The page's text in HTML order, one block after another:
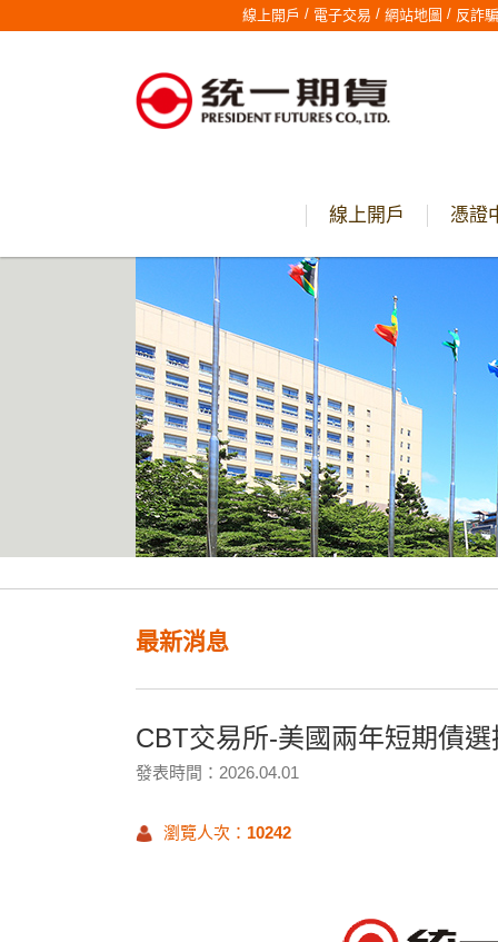
線上開戶 / 電子交易 / 網站地圖 / 反詐
線上開戶 憑證
最新消息
CBT交易所-美國兩年短期債
發表時間：2026.04.01
瀏覽人次： 10242